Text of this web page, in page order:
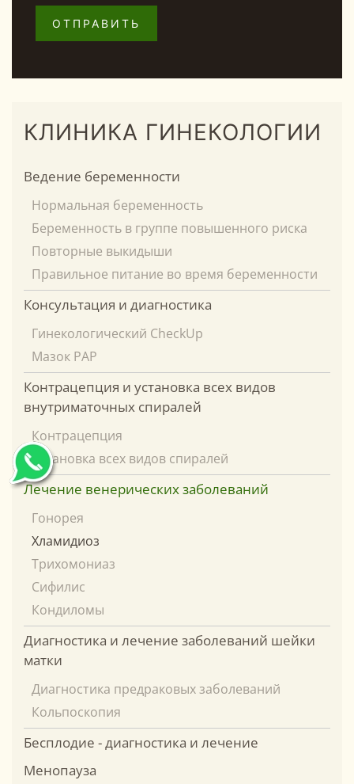
ОТПРАВИТЬ
КЛИНИКА ГИНЕКОЛОГИИ
Ведение беременности
Нормальная беременность
Беременность в группе повышенного риска
Повторные выкидыши
Правильное питание во время беременности
Консультация и диагностика
Гинекологический CheckUp
Мазок PAP
Контрацепция и установка всех видов
внутриматочных спиралей
Контрацепция
Установка всех видов спиралей
Лечение венерических заболеваний
Гонорея
Хламидиоз
Трихомониаз
Сифилис
Кондиломы
Диагностика и лечение заболеваний шейки
матки
Диагностика предраковых заболеваний
Кольпоскопия
Бесплодие - диагностика и лечение
Менопауза